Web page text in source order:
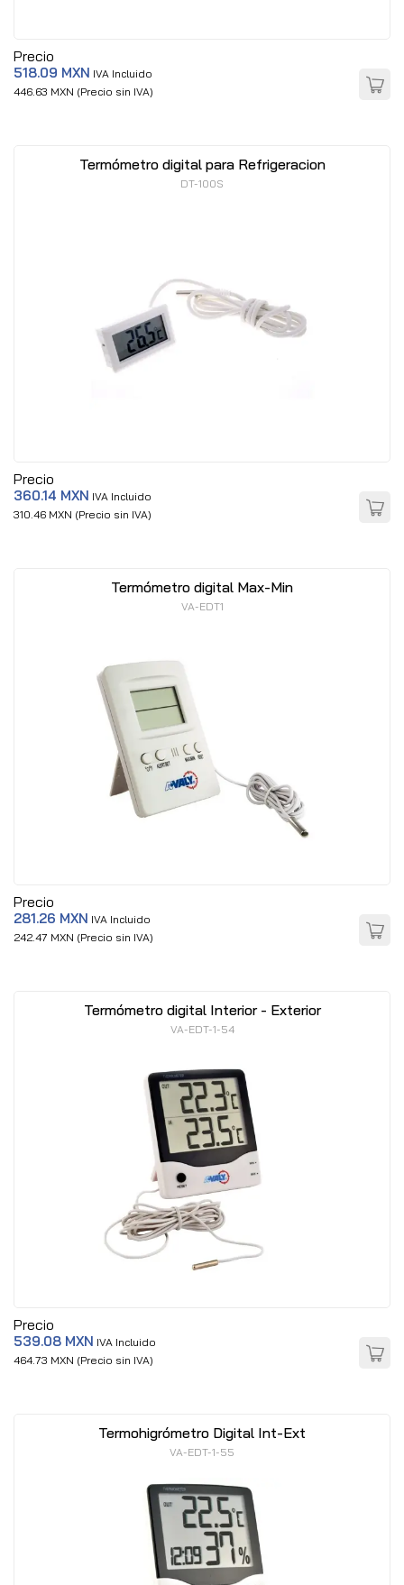
Precio
518.09 MXN IVA Incluido
446.63 MXN (Precio sin IVA)
Termómetro digital para Refrigeracion
DT-100S
Precio
360.14 MXN IVA Incluido
310.46 MXN (Precio sin IVA)
Termómetro digital Max-Min
VA-EDT1
Precio
281.26 MXN IVA Incluido
242.47 MXN (Precio sin IVA)
Termómetro digital Interior - Exterior
VA-EDT-1-54
Precio
539.08 MXN IVA Incluido
464.73 MXN (Precio sin IVA)
Termohigrómetro Digital Int-Ext
VA-EDT-1-55